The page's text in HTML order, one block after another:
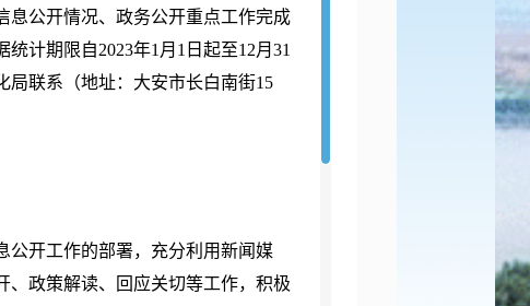
息公开情况、政务公开重点工作完成
计期限自2023年1月1日起至12月31
局联系（地址：大安市长白南街15
开工作的部署，充分利用新闻媒
、政策解读、回应关切等工作，积极